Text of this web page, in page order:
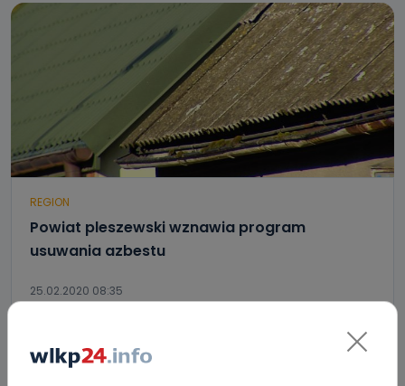
REGION
Powiat pleszewski wznawia program
usuwania azbestu
25.02.2020 08:35